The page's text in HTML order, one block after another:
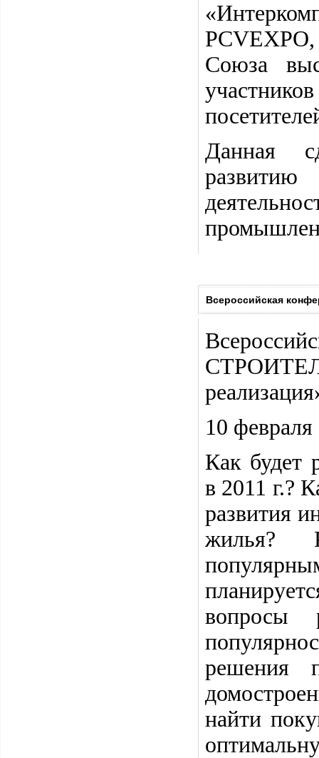
Союза
Данная
Всероссийская
10
Как будет
в 2011 г.?
развития
жилья?
вопросы
решения
найти